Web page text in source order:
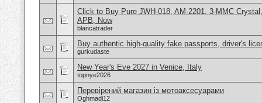
Click to Buy Pure JWH-018, AM-2201, 3-MMC
APB, Now
blancatrader
Buy authentic high-quality fake passports, driver's
gurkudaste
New Year's Eve 2027 in Venice, Italy
topnye2026
Перевірений магазин із мотоаксесуарами
Oghmadi12